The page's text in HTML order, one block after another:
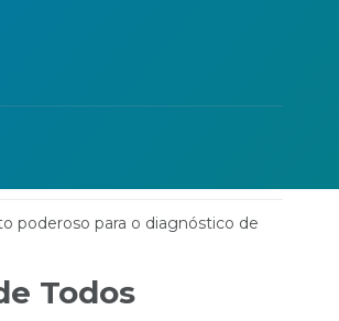
poderoso para o diagnóstico de
Todos